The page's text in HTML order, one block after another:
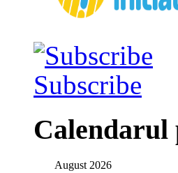
Subscribe
August 2026